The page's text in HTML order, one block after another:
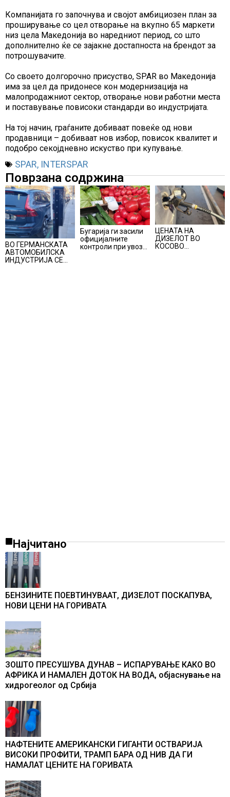
Компанијата го започнува и својот амбициозен план за
проширување со цел отворање на вкупно 65 маркети
низ цела Македонија во наредниот период, со што
дополнително ќе се зајакне достапноста на брендот за
потрошувачите.
Со своето долгорочно присуство, SPAR во Македонија
има за цел да придонесе кон модернизација на
малопродажниот сектор, отворање нови работни места
и поставување повисоки стандарди во индустријата.
На тој начин, граѓаните добиваат повеќе од нови
продавници – добиваат нов избор, повисок квалитет и
подобро секојдневно искуство при купување.
SPAR, INTERSPAR
Поврзана содржина
ВО ГЕРМАНСКАТА
АВТОМОБИЛСКА
ИНДУСТРИЈА СЕ
Бугарија ги засили
официјалните
контроли при увоз
ЦЕНАТА НА
ДИЗЕЛОТ ВО
КОСОВО
Најчитано
БЕНЗИНИТЕ ПОЕВТИНУВААТ, ДИЗЕЛОТ ПОСКАПУВА,
НОВИ ЦЕНИ НА ГОРИВАТА
ЗОШТО ПРЕСУШУВА ДУНАВ – ИСПАРУВАЊЕ КАКО ВО
АФРИКА И НАМАЛЕН ДОТОК НА ВОДА, објаснување на
хидрогеолог од Србија
НАФТЕНИТЕ АМЕРИКАНСКИ ГИГАНТИ ОСТВАРИЈА
ВИСОКИ ПРОФИТИ, ТРАМП БАРА ОД НИВ ДА ГИ
НАМАЛАТ ЦЕНИТЕ НА ГОРИВАТА